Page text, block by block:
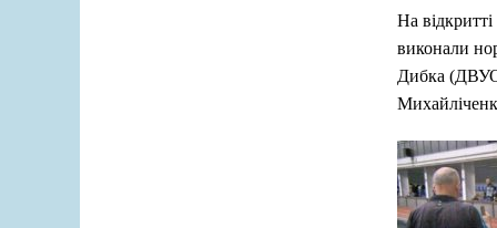
На
виконали
Дибка